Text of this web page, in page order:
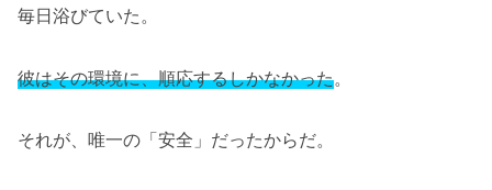
毎日浴びていた。
彼はその環境に、順応するしかなかった。
それが、唯一の「安全」だったからだ。